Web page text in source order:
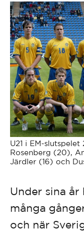
U21 i EM-
Rosenberg (20),
Järdler (16) och
Under sina
många
och när